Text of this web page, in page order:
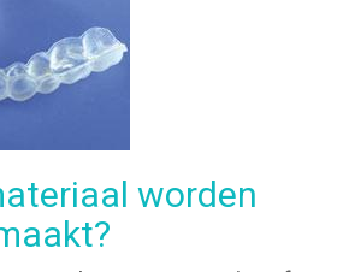
worden